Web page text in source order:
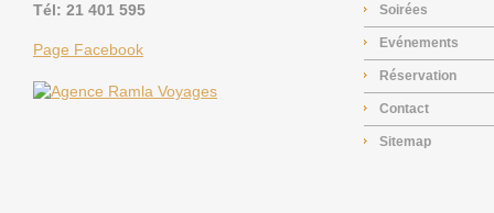
Tél: 21 401 595
Page Facebook
Soirées
Evénements
Réservation
Contact
Sitemap